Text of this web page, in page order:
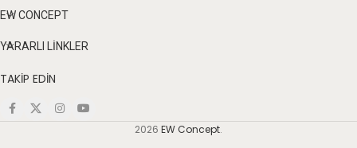
EW CONCEPT
YARARLI LİNKLER
TAKİP EDİN
2026 EW Concept.